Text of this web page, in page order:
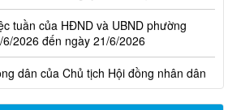
tuần của HĐND và UBND phường
2026 đến ngày 21/6/2026
dân của Chủ tịch Hội đồng nhân dân
địa bàn phường Nhơn Trạch năm